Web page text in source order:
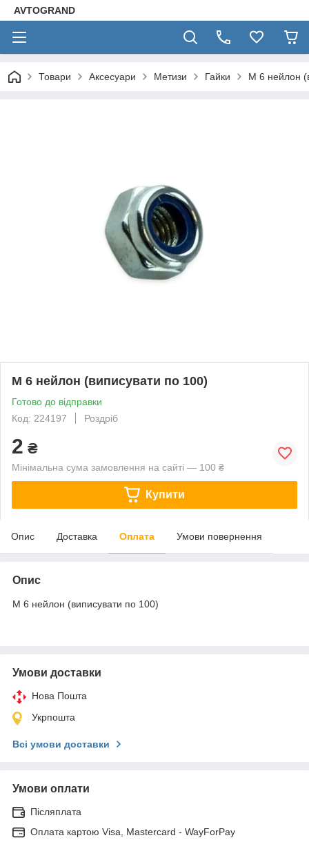
AVTOGRAND
Товари Аксесуари Метизи Гайки М 6 нейлон
М 6 нейлон (виписувати по 100)
Готово до відправки
Код: 224197
Роздріб
2 ₴
Мінімальна сума замовлення на сайті — 100 ₴
Купити
Опис Доставка Оплата Умови повернення
Опис
М 6 нейлон (виписувати по 100)
Умови доставки
Нова Пошта
Укрпошта
Всі умови доставки
Умови оплати
Післяплата
Оплата картою Visa, Mastercard - WayForPay